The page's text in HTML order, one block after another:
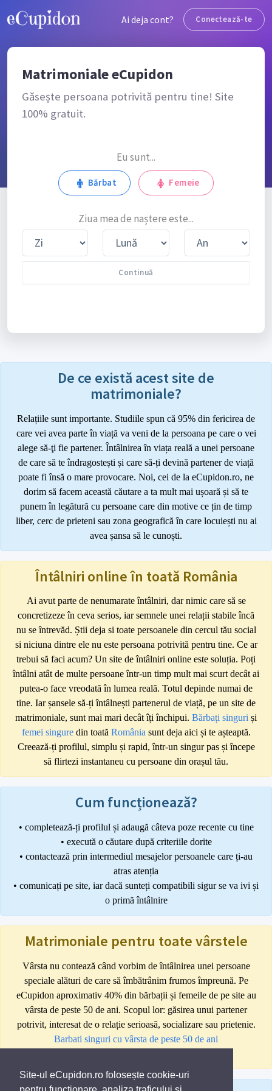
Site-ul eCupidon.ro folosește cookie-uri
Ai deja cont? Conectează-te
Matrimoniale eCupidon
Găsește persoana potrivită pentru tine! Site
100% gratuit.
Eu sunt...
Bărbat Femeie
Ziua mea de naștere este...
Continuă
De ce există acest site de
matrimoniale?
Relațiile sunt importante. Studiile spun că 95% din fericirea de
care vei avea parte în viață va veni de la persoana pe care o vei
alege să-ţi fie partener. Întâlnirea în viața reală a unei persoane
de care să te îndragostești și care să-ți devină partener de viață
poate fi însă o mare provocare. Noi, cei de la eCupidon.ro, ne
dorim să facem această căutare a ta mult mai ușoară și să te
punem în legătură cu persoane care din motive ce țin de timp
liber, cerc de prieteni sau zona geografică în care locuiești nu ai
avea șansa să le cunoști.
Întâlniri online în toată România
Ai avut parte de nenumarate întâlniri, dar nimic care să se
concretizeze în ceva serios, iar semnele unei relații stabile încă
nu se întrevăd. Știi deja si toate persoanele din cercul tău social
si niciuna dintre ele nu este persoana potrivită pentru tine. Ce ar
trebui să faci acum? Un site de întâlniri online este soluția. Poți
întâlni atât de multe persoane într-un timp mult mai scurt decât ai
putea-o face vreodată în lumea reală. Totul depinde numai de
tine. Iar șansele să-ți întâlnești partenerul de viață, pe un site de
matrimoniale, sunt mai mari decât îți închipui. Bărbați singuri și
femei singuredin toată Româniasunt deja aici și te așteaptă.
Creează-ți profilul, simplu și rapid, într-un singur pas și începe
să flirtezi instantaneu cu persoane din orașul tău.
Cum funcționează?
• completează-ți profilul și adaugă câteva poze recente cu tine
• execută o căutare după criteriile dorite
• contactează prin intermediul mesajelor persoanele care ți-au
atras atenția
• comunicați pe site, iar dacă sunteți compatibili sigur se va ivi și
o primă întâlnire
Matrimoniale pentru toate vârstele
Vârsta nu contează când vorbim de întâlnirea unei persoane
speciale alături de care să îmbătrânim frumos împreună. Pe
eCupidon aproximativ 40% din bărbații și femeile de pe site au
vârsta de peste 50 de ani. Scopul lor: găsirea unui partener
potrivit, interesat de o relație serioasă, socializare sau prietenie.
Barbati singuri cu vârsta de peste 50 de ani